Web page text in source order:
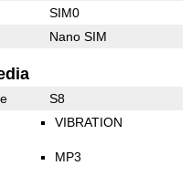
SIM0
Nano SIM
S8
VIBRATION
MP3